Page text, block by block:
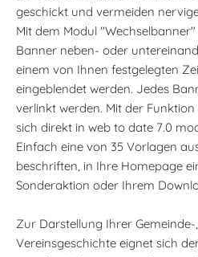
geschickt und vermeiden
Mit dem Modul
Banner neben- oder
einem von Ihnen festgelegten
eingeblendet werden. Jedes
verlinkt werden. Mit der
sich direkt in web to date 7.0
Einfach eine von 35 Vorlagen
beschriften, in Ihre Homepage
Sonderaktion oder Ihrem
Zur Darstellung Ihrer
Vereinsgeschichte eignet sich